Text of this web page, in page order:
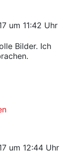
um 11:42 Uhr
Bilder. Ich
um 12:44 Uhr